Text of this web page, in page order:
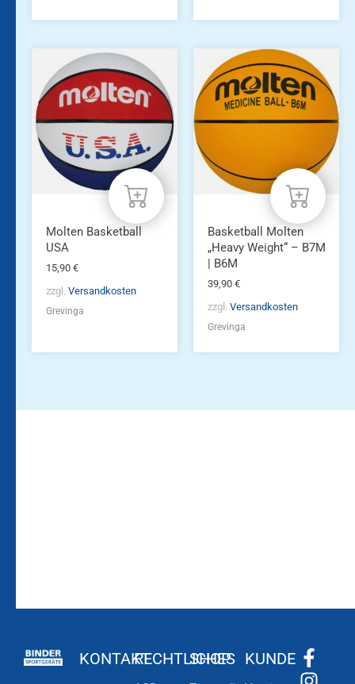
Molten Basketball
USA
15,90 €
zzgl. Versandkosten
Grevinga
Dieses
Produkt
weist
mehrere
Varianten
Optionen
können
Produktseite
gewählt
werden
Basketball Molten
„Heavy Weight“ – B7M
| B6M
39,90 €
zzgl. Versandkosten
Grevinga
KONTAKTRECHTLICHES
SHOP KUNDE